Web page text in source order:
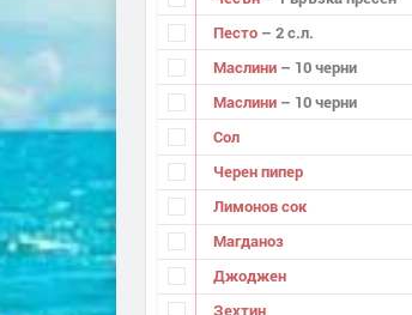
Песто – 2 с.л.
Маслини – 10 черни
Маслини – 10 черни
Сол
Черен пипер
Лимонов сок
Магданоз
Джоджен